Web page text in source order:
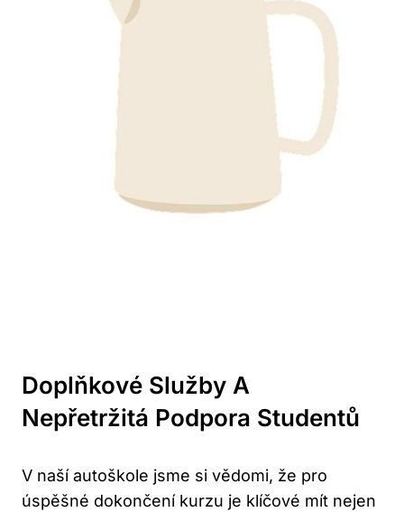
Doplňkové Služby A
Nepřetržitá Podpora Studentů
V naší autoškole jsme si vědomi, že pro
úspěšné dokončení kurzu je klíčové mít nejen